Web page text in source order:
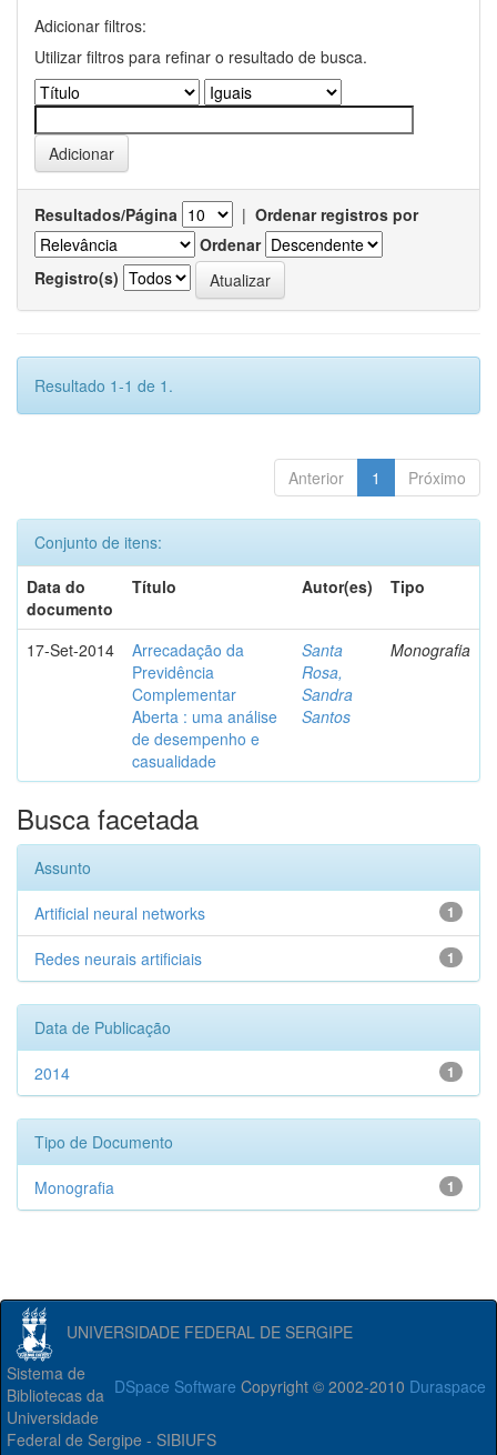
Adicionar filtros:
Utilizar filtros para refinar o resultado de busca.
Resultados/Página | Ordenar registros por
Ordenar
Registro(s)
Resultado 1-1 de 1.
Anterior 1 Próximo
Conjunto de itens:
Data do
documento
Título Autor(es) Tipo
17-Set-2014
Arrecadação da
Previdência
Complementar
Aberta : uma análise
de desempenho e
casualidade
Santa
Rosa,
Sandra
Santos
Monografia
Busca facetada
Assunto
1
Artificial neural networks
1
Redes neurais artificiais
Data de Publicação
1
2014
Tipo de Documento
1
Monografia
UNIVERSIDADE FEDERAL DE SERGIPE
DSpace Software Copyright © 2002-2010 Duraspace
Sistema de
Bibliotecas da
Universidade
Federal de Sergipe - SIBIUFS